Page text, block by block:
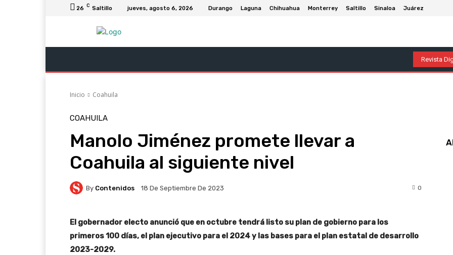
26 C Saltillo jueves, agosto 6, 2026 Durango Laguna Chihuahua Monterrey Saltillo Sinaloa Juárez
EconomíaRevista
Inicio Coahuila
COAHUILA
Manolo Jiménez promete llevar a
Coahuila al siguiente nivel
By Contenidos 18 De Septiembre De 2023 0
El gobernador electo anunció que en octubre tendrá listo su plan de gobierno para los
primeros 100 días, el plan ejecutivo para el 2024 y las bases para el plan estatal de desarrollo
2023-2029.